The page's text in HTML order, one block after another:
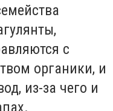
с
органики, и
из-за чего и